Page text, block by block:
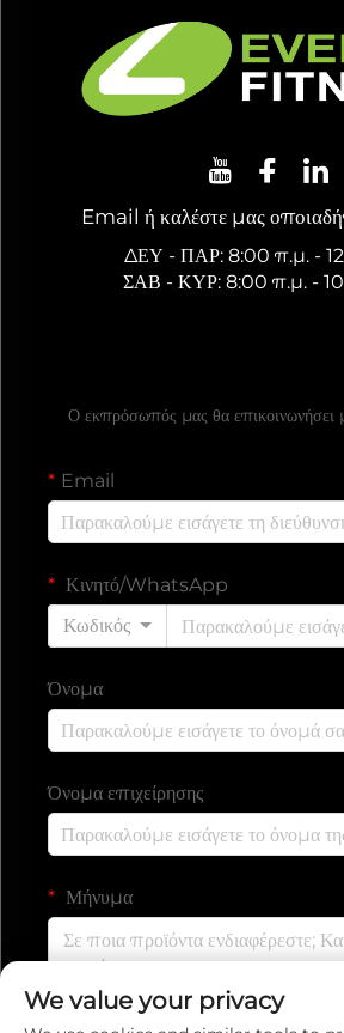
Email ή καλέστε μας
ΔΕΥ - ΠΑΡ: 8:00 π.μ. -
ΣΑΒ - ΚΥΡ: 8:00 π.μ. -
Ο εκπρόσωπός μας θα επικοινωνήσει
Email
Κινητό/WhatsApp
Κωδικός
Όνομα
Όνομα επιχείρησης
Μήνυμα
We value your privacy